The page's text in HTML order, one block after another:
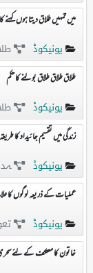
میں تمہیں طلاق دیتا ہوں کہنے
یونیکوڈ
طلاق طلاق طلاق بولنے کا حکم
یونیکوڈ
زندگی میں تقسیم جائیداد کا طریقہ
یونیکوڈ
عملیات کے ذریعہ لوگوں کا
یونیکوڈ
خاتون کا معتکف کے لئے